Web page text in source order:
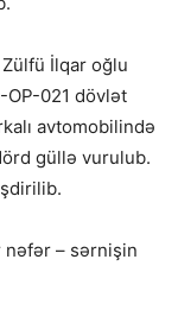
İlqar oğlu
021 dövlət
avtomobilində
güllə vurulub.
nəfər – sərnişin